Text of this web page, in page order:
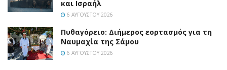
και Ισραήλ
6 ΑΥΓΟΎΣΤΟΥ 2026
Πυθαγόρειο: Διήμερος εορτασμός για τη
Ναυμαχία της Σάμου
6 ΑΥΓΟΎΣΤΟΥ 2026